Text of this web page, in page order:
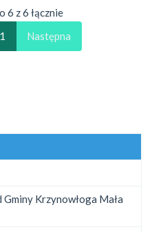
6 z 6 łącznie
1 Następna
Gminy Krzynowłoga Mała